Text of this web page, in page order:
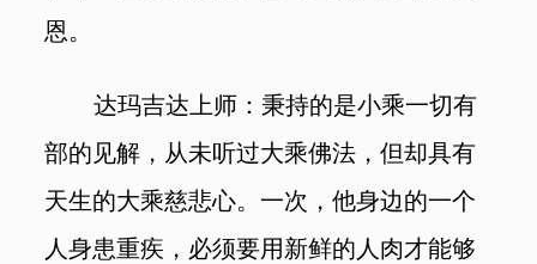
恩。
达玛吉达上师：秉持的是小乘一切有
部的见解，从未听过大乘佛法，但却具有
天生的大乘慈悲心。一次，他身边的一个
人身患重疾，必须要用新鲜的人肉才能够